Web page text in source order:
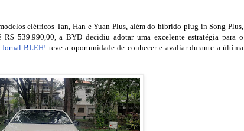
elétricos Tan, Han e Yuan Plus, além do híbrido plug-in Song Plus,
539.990,00, a BYD decidiu adotar uma excelente estratégia para o
Jornal BLEH! teve a oportunidade de conhecer e avaliar durante a última